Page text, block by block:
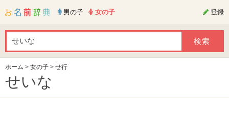
男の子 女の子 登録
ホーム > 女の子 > せ行
せいな